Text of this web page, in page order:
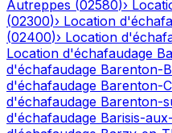
Autreppes (02580)›
(02300)› Location
(02400)› Location
Location d'échafaudage
d'échafaudage Barenton-
d'échafaudage Barenton-
d'échafaudage Barenton-
d'échafaudage Barisis-